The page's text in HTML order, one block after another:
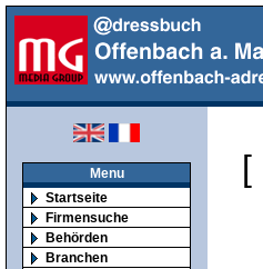
Menu
Startseite
Firmensuche
Behörden
Branchen
[